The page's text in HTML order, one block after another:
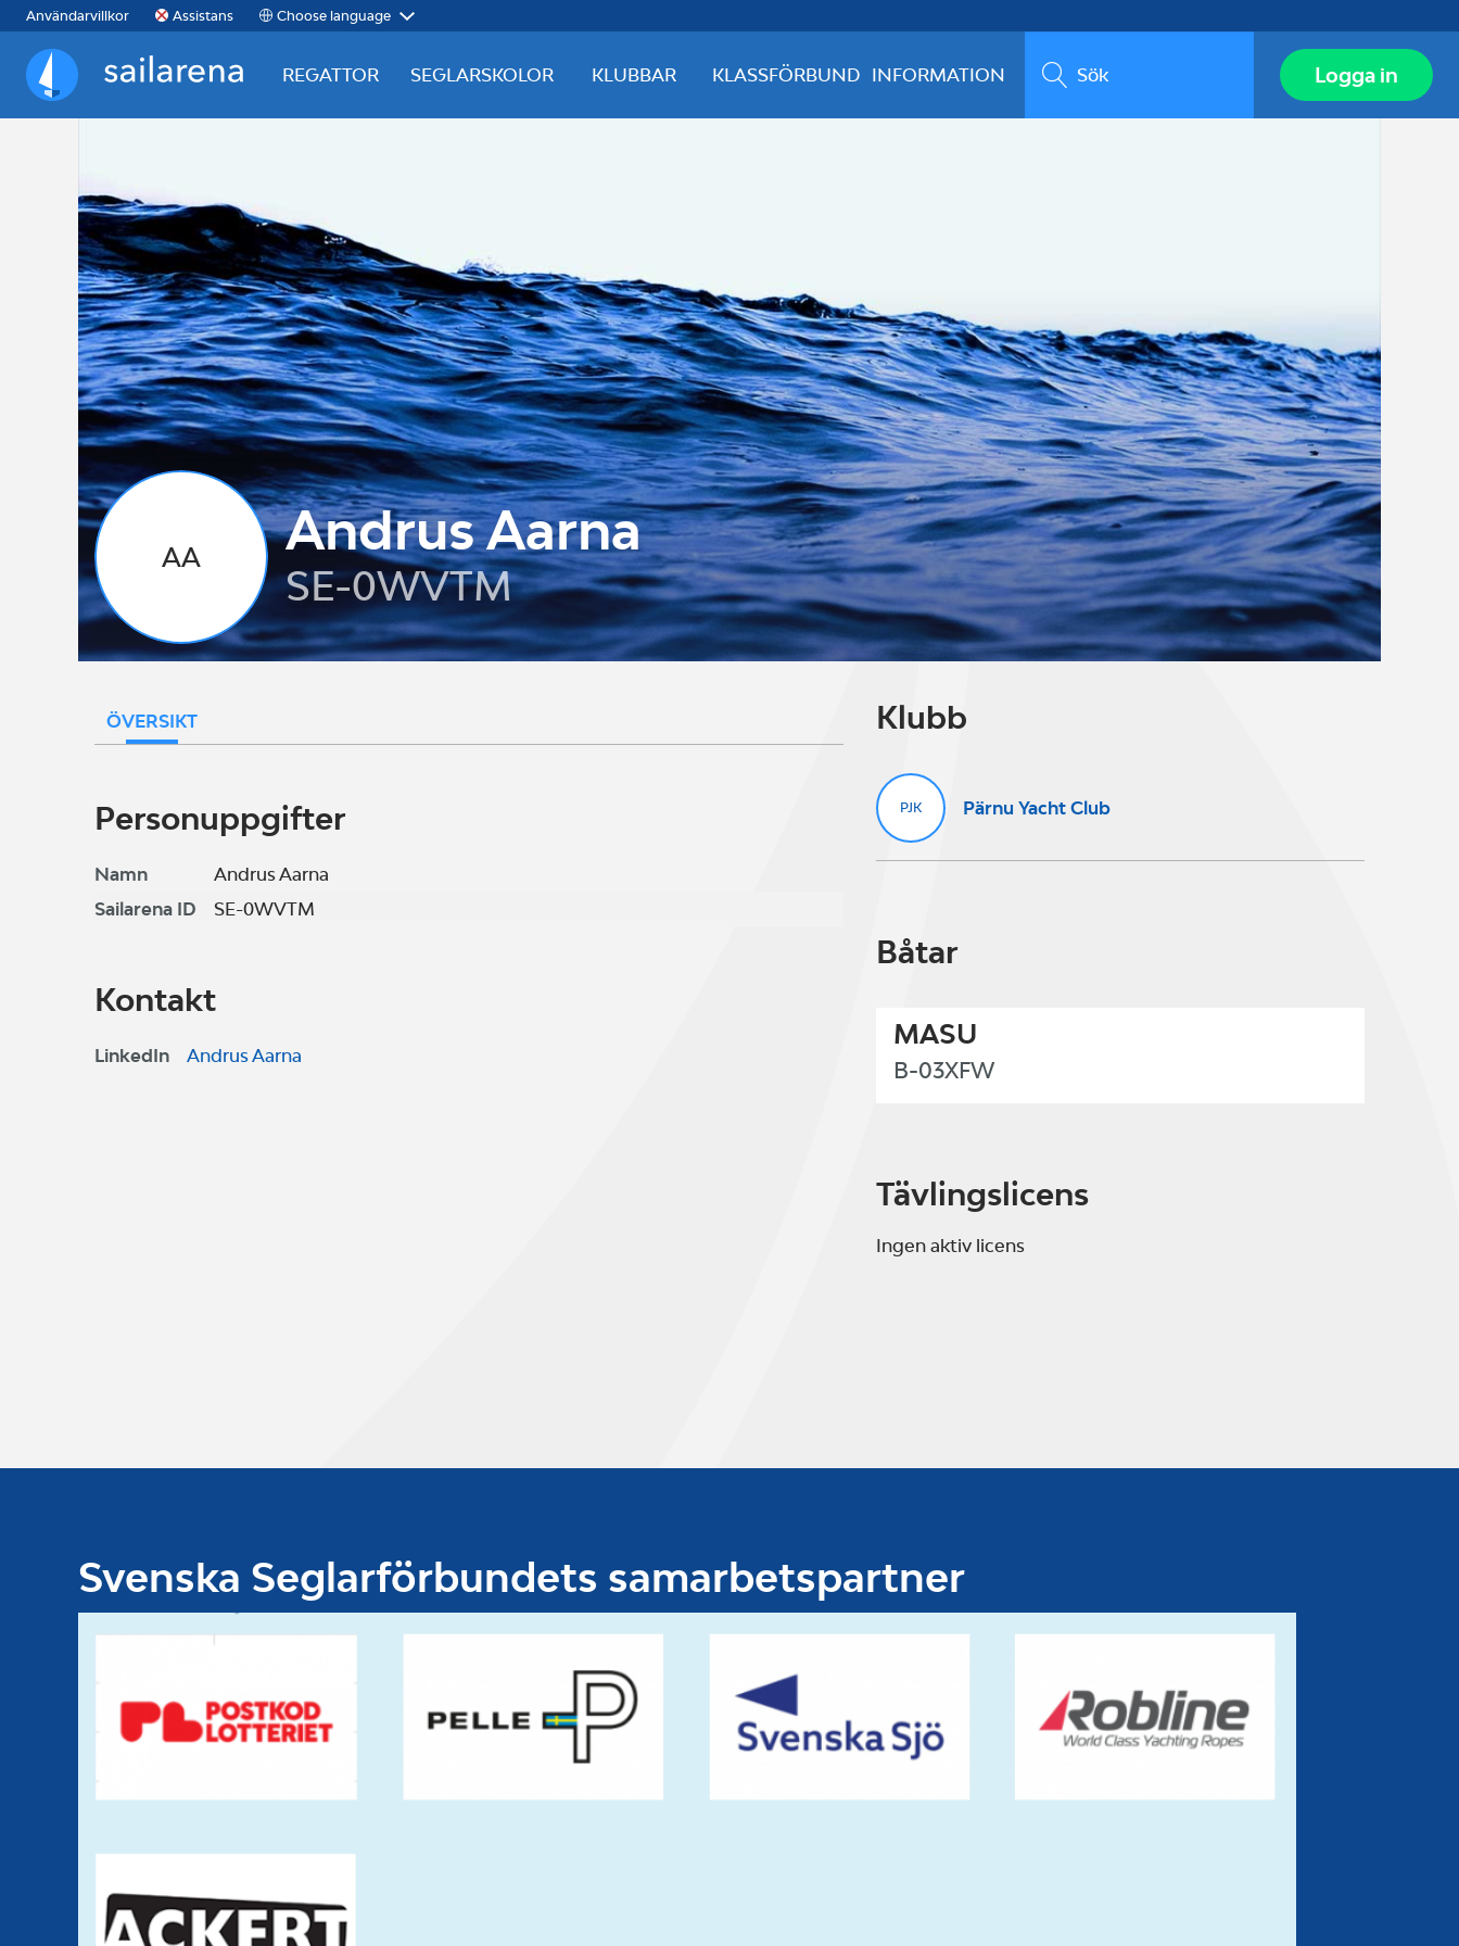
Användarvillkor Assistans Choose language
Sailarena
REGATTOR SEGLARSKOLOR KLUBBAR KLASSFÖRBUND INFORMATION Sök Logga in
AA Andrus Aarna
SE-0WVTM
ÖVERSIKT
Personuppgifter
Namn
Andrus Aarna
Sailarena ID
SE-0WVTM
Kontakt
LinkedIn Andrus Aarna
Klubb
PJK Pärnu Yacht Club
Båtar
MASU
B-03XFW
Tävlingslicens
Ingen aktiv licens
Svenska Seglarförbundets samarbetspartner